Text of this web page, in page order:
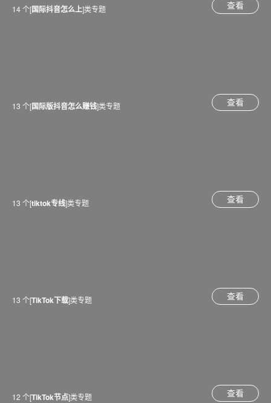
14 个[国际抖音怎么上]类专题 查看
13 个[国际版抖音怎么赚钱]类专题 查看
13 个[tiktok专线]类专题 查看
13 个[TikTok下载]类专题 查看
12 个[TikTok节点]类专题 查看